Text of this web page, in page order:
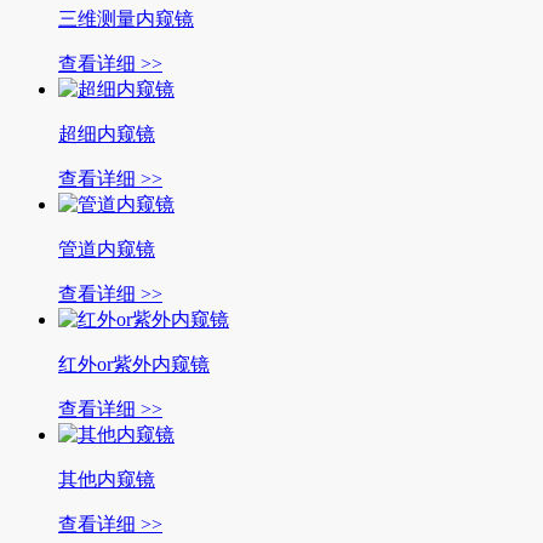
三维测量内窥镜
查看详细 >>
超细内窥镜
查看详细 >>
管道内窥镜
查看详细 >>
红外or紫外内窥镜
查看详细 >>
其他内窥镜
查看详细 >>